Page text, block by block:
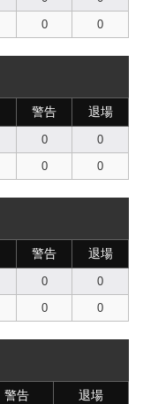
0 0
警告 退場
0
0
0 0
警告 退場
0
0
0 0
警告 退場